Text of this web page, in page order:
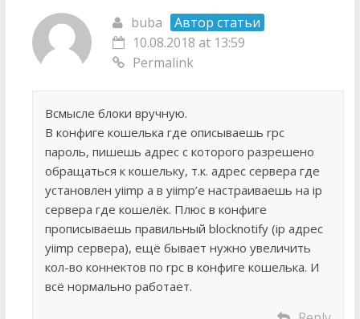
buba
Автор статьи
10.08.2018 at 13:59
Permalink
Всмысле блоки вручную.
В конфиге кошелька где описываешь rpc
пароль, пишешь адрес с которого разрешено
обращаться к кошельку, т.к. адрес сервера где
установлен yiimp а в yiimp’e настраиваешь на ip
сервера где кошелёк. Плюс в конфиге
прописываешь правильный blocknotify (ip адрес
yiimp сервера), ещё бывает нужно увеличить
кол-во коннектов по rpc в конфиге кошелька. И
всё нормально работает.